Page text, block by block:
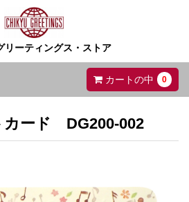
リーティングス・ストア
カートの中 0
カード DG200-002